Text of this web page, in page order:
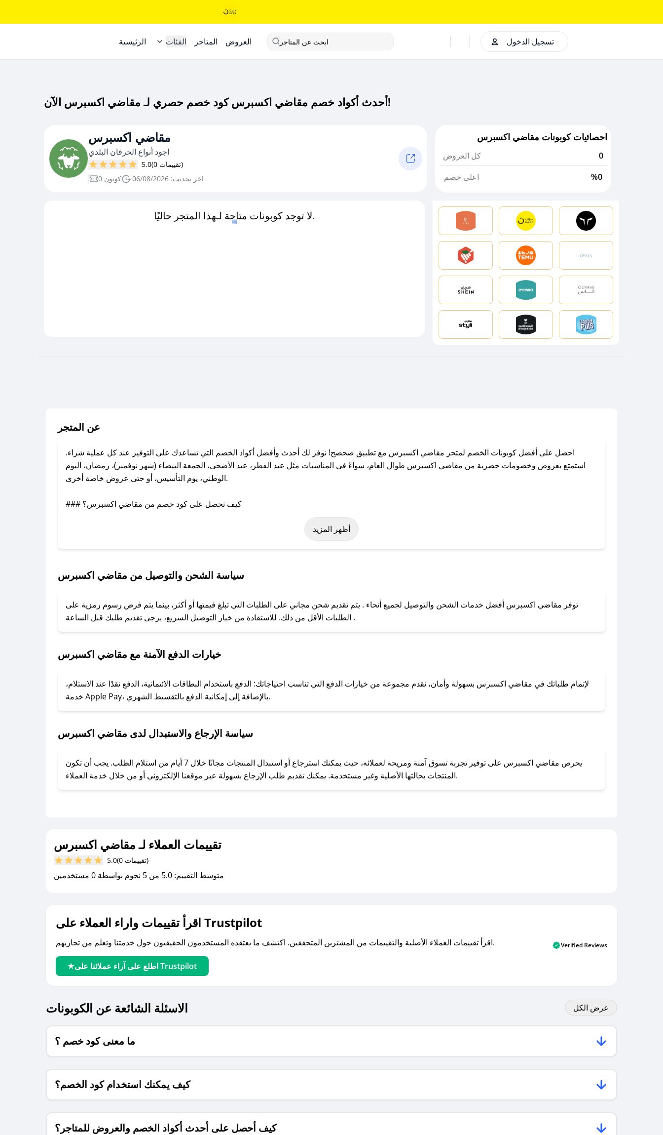
الرئيسية الفئات المتاجر العروض ابحث عن المتاجر تسجيل الدخول
أحدث أكواد خصم مقاضي اكسبرس كود خصم حصري لـ مقاضي اكسبرس الآن!
مقاضي اكسبرس
اجود أنواع الخرفان البلدي
5.0
(0 تقييمات)
0 كوبون
اخر تحديث: 06/08/2026
احصائيات كوبونات مقاضي اكسبرس
كل العروض
0
اعلى خصم
%0
لا توجد كوبونات متاحة لـهذا المتجر حاليًا.
عن المتجر
احصل على أفضل كوبونات الخصم لمتجر مقاضي اكسبرس مع تطبيق صحصح! نوفر لك أحدث وأفضل أكواد الخصم التي تساعدك على التوفير عند كل عملية شراء.
استمتع بعروض وخصومات حصرية من مقاضي اكسبرس طوال العام، سواءً في المناسبات مثل عيد الفطر، عيد الأضحى، الجمعة البيضاء (شهر نوفمبر)، رمضان، اليوم
الوطني، يوم التأسيس، أو حتى عروض خاصة أخرى.
### كيف تحصل على كود خصم من مقاضي اكسبرس؟
باستخدام تطبيق صحصح، يمكنك العثور بسهولة على كود خصم مقاضي اكسبرس. وفي حال عدم توفر الكوبون، تواصل معنا عبر تويتر أو البريد الإلكتروني لإضافته بسرعة.
لا تقلق! يمكنك التواصل مع فريق دعم صحصح عبر الرسائل الخاصة على تويتر أو البريد الإلكتروني، وسنقوم بحل المشكلة في أسرع وقت ممكن.
### ماذا أفعل إذا لم أجد كود خصم لمتجري المفضل؟
للحصول على كوبونات وخصومات حصرية، قم بما يلي:
- اضغط على أيقونة متابعة لمتجر مقاضي اكسبرس في تطبيق صحصح.
- تابع حسابنا الرسمي على تويتر وقم بتفعيل زر التنبيهات.
أظهر المزيد
سياسة الشحن والتوصيل من مقاضي اكسبرس
توفر مقاضي اكسبرس أفضل خدمات الشحن والتوصيل لجميع أنحاء . يتم تقديم شحن مجاني على الطلبات التي تبلغ قيمتها أو أكثر، بينما يتم فرض رسوم رمزية على
الطلبات الأقل من ذلك. للاستفادة من خيار التوصيل السريع، يرجى تقديم طلبك قبل الساعة .
خيارات الدفع الآمنة مع مقاضي اكسبرس
لإتمام طلباتك في مقاضي اكسبرس بسهولة وأمان، نقدم مجموعة من خيارات الدفع التي تناسب احتياجاتك: الدفع باستخدام البطاقات الائتمانية، الدفع نقدًا عند الاستلام،
خدمة Apple Pay، بالإضافة إلى إمكانية الدفع بالتقسيط الشهري.
سياسة الإرجاع والاستبدال لدى مقاضي اكسبرس
يحرص مقاضي اكسبرس على توفير تجربة تسوق آمنة ومريحة لعملائه، حيث يمكنك استرجاع أو استبدال المنتجات مجانًا خلال 7 أيام من استلام الطلب. يجب أن تكون
المنتجات بحالتها الأصلية وغير مستخدمة. يمكنك تقديم طلب الإرجاع بسهولة عبر موقعنا الإلكتروني أو من خلال خدمة العملاء.
تقييمات العملاء لـ مقاضي اكسبرس
5.0 (0 تقييمات)
متوسط التقييم: 5.0 من 5 نجوم بواسطة 0 مستخدمين
اقرأ تقييمات واراء العملاء على Trustpilot
اقرأ تقييمات العملاء الأصلية والتقييمات من المشترين المتحققين. اكتشف ما يعتقده المستخدمون الحقيقيون حول خدمتنا وتعلم من تجاربهم.
اطلع على آراء عملائنا على Trustpilot
Verified Reviews
الاسئلة الشائعة عن الكوبونات عرض الكل
ما معنى كود خصم ؟
كيف يمكنك استخدام كود الخصم؟
كيف أحصل على أحدث أكواد الخصم والعروض للمتاجر؟